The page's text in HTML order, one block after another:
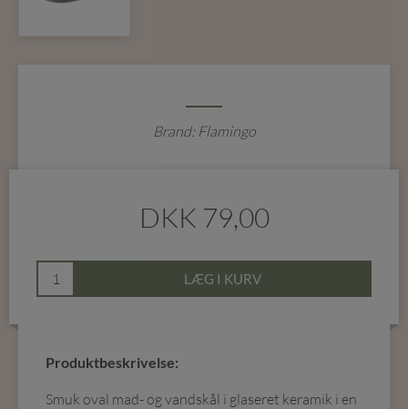
Brand: Flamingo
DKK 79,00
LÆG I KURV
Produktbeskrivelse:
Smuk oval mad- og vandskål i glaseret keramik i en